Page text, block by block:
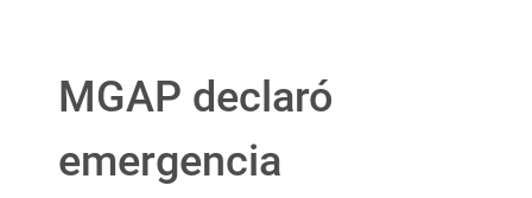
MGAP declaró
emergencia